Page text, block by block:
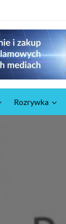
Rozrywka